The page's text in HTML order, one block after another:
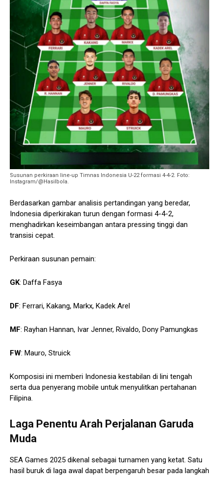
Susunan perkiraan line-up Timnas Indonesia U-22 formasi 4-4-2. Foto:
Instagram/@Hasilbola.
Berdasarkan gambar analisis pertandingan yang beredar,
Indonesia diperkirakan turun dengan formasi 4-4-2,
menghadirkan keseimbangan antara pressing tinggi dan
transisi cepat.
Perkiraan susunan pemain:
GK: Daffa Fasya
DF: Ferrari, Kakang, Markx, Kadek Arel
MF: Rayhan Hannan, Ivar Jenner, Rivaldo, Dony Pamungkas
FW: Mauro, Struick
Komposisi ini memberi Indonesia kestabilan di lini tengah
serta dua penyerang mobile untuk menyulitkan pertahanan
Filipina.
Laga Penentu Arah Perjalanan Garuda
Muda
SEA Games 2025 dikenal sebagai turnamen yang ketat. Satu
hasil buruk di laga awal dapat berpengaruh besar pada langkah